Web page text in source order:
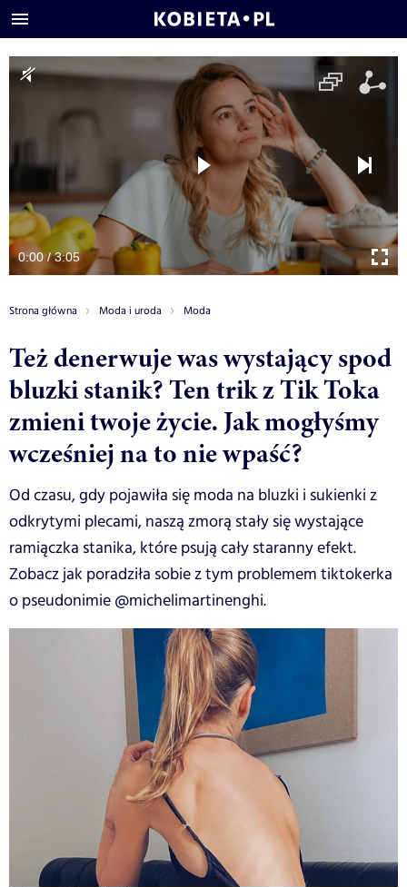
0:00 / 3:05
Strona główna Moda i uroda Moda
Też denerwuje was wystający spod
bluzki stanik? Ten trik z Tik Toka
zmieni twoje życie. Jak mogłyśmy
wcześniej na to nie wpaść?
Od czasu, gdy pojawiła się moda na bluzki i sukienki z
odkrytymi plecami, naszą zmorą stały się wystające
ramiączka stanika, które psują cały staranny efekt.
Zobacz jak poradziła sobie z tym problemem tiktokerka
o pseudonimie @michelimartinenghi.